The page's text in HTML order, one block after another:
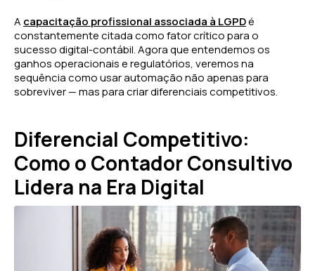
A capacitação profissional associada à LGPDé
constantemente citada como fator crítico para o
sucesso digital-contábil. Agora que entendemos os
ganhos operacionais e regulatórios, veremos na
sequência como usar automação não apenas para
sobreviver — mas para criar diferenciais competitivos.
Diferencial Competitivo:
Como o Contador Consultivo
Lidera na Era Digital